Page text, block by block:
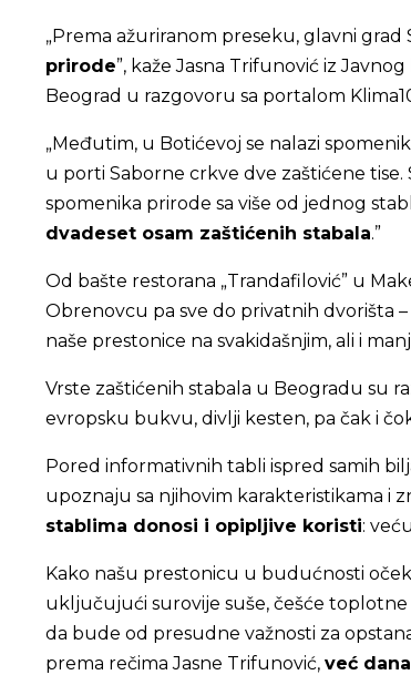
„Prema ažuriranom preseku, glavni grad
prirode”, kaže Jasna Trifunović iz
Beograd u razgovoru sa portalom
„Međutim, u Botićevoj se nalazi
u porti Saborne crkve dve zaštićene
spomenika prirode sa više od jednog
dvadeset osam zaštićenih stabala.”
Od bašte restorana „Trandafilović” u
Obrenovcu pa sve do privatnih dvorišta
naše prestonice na svakidašnjim, ali i
Vrste zaštićenih stabala u Beogradu su
evropsku bukvu, divlji kesten, pa čak i
Pored informativnih tabli ispred samih
upoznaju sa njihovim karakteristikama i
stablima donosi i opipljive koristi:
Kako našu prestonicu u budućnosti
uključujući surovije suše, češće
da bude od presudne važnosti za
prema rečima Jasne Trifunović, već